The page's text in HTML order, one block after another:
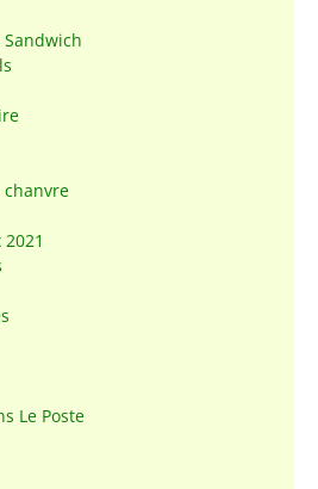
chanvre
Le Poste